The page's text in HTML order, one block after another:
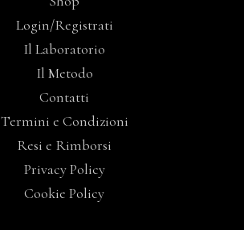
Login/Registrati
Il Laboratorio
Il Metodo
Contatti
Termini e Condizioni
Resi e Rimborsi
Privacy Policy
Cookie Policy